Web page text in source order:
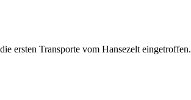
ersten Transporte vom Hansezelt eingetroffen.